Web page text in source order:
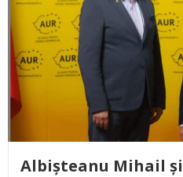
Albișteanu Mihail